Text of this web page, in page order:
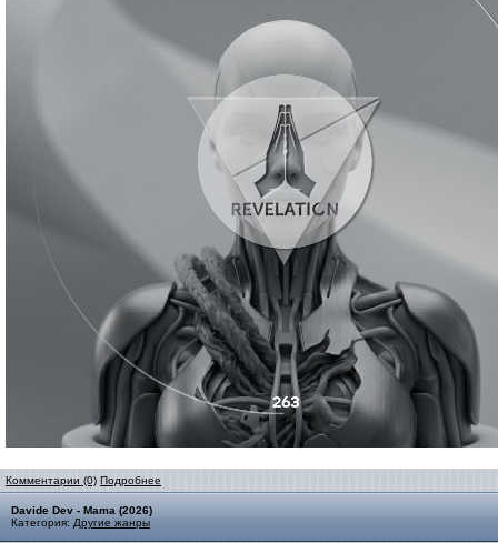
Комментарии (0) Подробнее
Davide Dev - Mama (2026)
Категория: Другие жанры